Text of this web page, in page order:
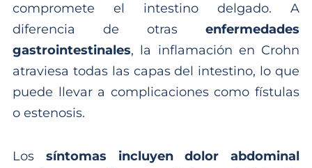
compromete el intestino delgado. A
diferencia de otras enfermedades
gastrointestinales, la inflamación en Crohn
atraviesa todas las capas del intestino, lo que
puede llevar a complicaciones como fístulas
o estenosis.
Los síntomas incluyen dolor abdominal